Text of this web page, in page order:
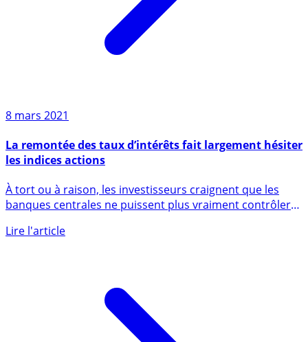
8 mars 2021
les indices actions
banques centrales ne puissent plus vraiment contrôler